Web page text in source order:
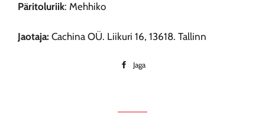
Päritoluriik: Mehhiko
Jaotaja: Cachina OÜ. Liikuri 16, 13618. Tallinn
Jaga